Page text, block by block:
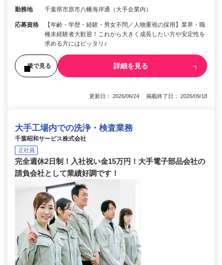
勤務地 千葉県市原市八幡海岸通（大手企業内）
応募資格
【年齢・学歴・経験・男女不問／人物重視の採用】業界・職
種未経験者大歓迎！これから大きく成長したい方や安定性を
求める方にはピッタリ♪
後で見る 詳細を見る
更新日： 2026/06/24 掲載終了日： 2026/09/18
大手工場内での洗浄・検査業務
千葉昭和サービス株式会社
正社員
完全週休2日制！入社祝い金15万円！大手電子部品会社の
請負会社として業績好調です！